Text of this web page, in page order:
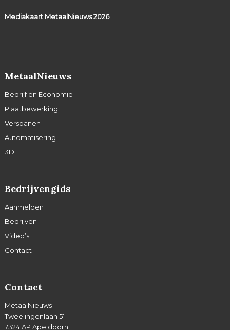
Mediakaart MetaalNieuws2026
MetaalNieuws
Bedrijf en Economie
Plaatbewerking
Verspanen
Automatisering
3D
Bedrijvengids
Aanmelden
Bedrijven
Video’s
Contact
Contact
MetaalNieuws
Tweelingenlaan 51
7324 AP Apeldoorn